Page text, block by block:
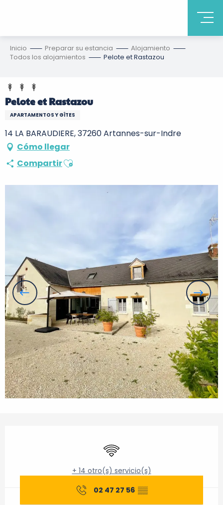
Inicio Preparar su estancia
Alojamiento
Todos los alojamientos
Pelote et Rastazou
Pelote et Rastazou
APARTAMENTOS Y GÎTES
14 LA BARAUDIERE, 37260 Artannes-sur-Indre
Cómo llegar
CompartirAjouter aux favoris
Wifi
+ 14 otro(s) servicio(s)
02 47 27 56 ▒▒